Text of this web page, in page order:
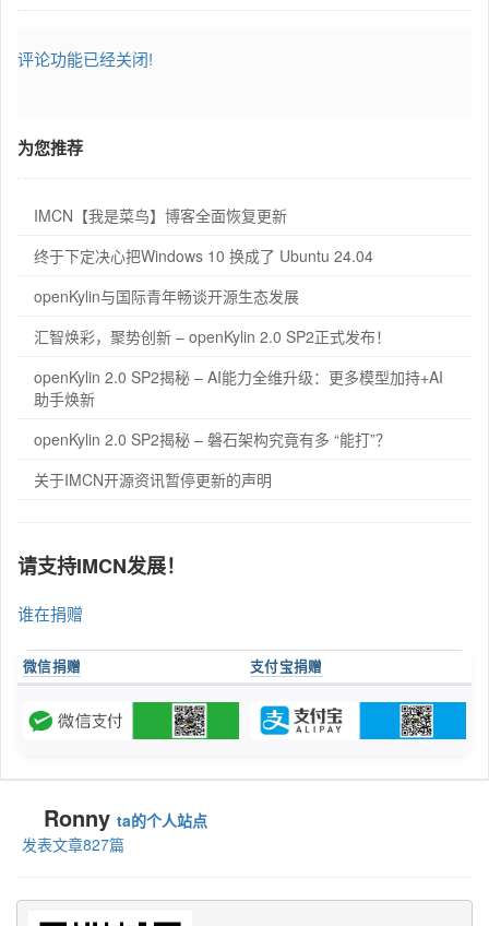
评论功能已经关闭!
为您推荐
IMCN【我是菜鸟】博客全面恢复更新
终于下定决心把Windows 10 换成了 Ubuntu 24.04
openKylin与国际青年畅谈开源生态发展
汇智焕彩，聚势创新 – openKylin 2.0 SP2正式发布！
openKylin 2.0 SP2揭秘 – AI能力全维升级：更多模型加持+AI
助手焕新
openKylin 2.0 SP2揭秘 – 磐石架构究竟有多 “能打”？
关于IMCN开源资讯暂停更新的声明
请支持IMCN发展！
谁在捐赠
微信捐赠 支付宝捐赠
Ronny ta的个人站点
发表文章827篇